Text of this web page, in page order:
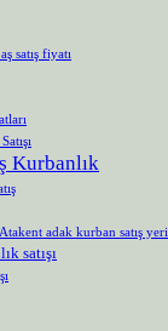
satış fiyatı
Kurbanlık
adak kurban satış yeri
satışı